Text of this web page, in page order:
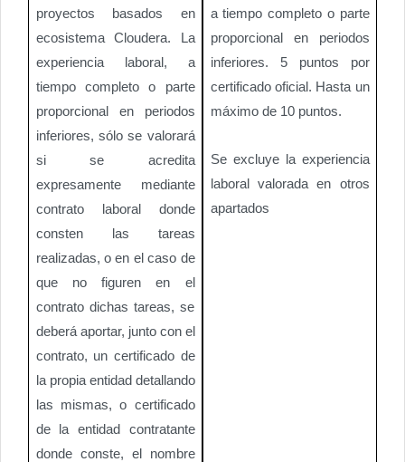
proyectos basados en
ecosistema Cloudera. La
experiencia laboral, a
tiempo completo o parte
proporcional en periodos
inferiores, sólo se valorará
si se acredita
expresamente mediante
contrato laboral donde
consten las tareas
realizadas, o en el caso de
que no figuren en el
contrato dichas tareas, se
deberá aportar, junto con el
contrato, un certificado de
la propia entidad detallando
las mismas, o certificado
de la entidad contratante
donde conste, el nombre
a tiempo completo o parte
proporcional en periodos
inferiores. 5 puntos por
certificado oficial. Hasta un
máximo de 10 puntos.
Se excluye la experiencia
laboral valorada en otros
apartados